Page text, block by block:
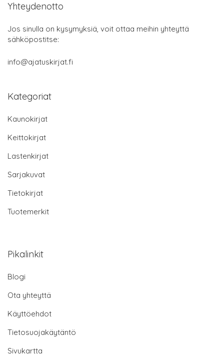
Yhteydenotto
Jos sinulla on kysymyksiä, voit ottaa meihin yhteyttä
sähköpostitse:
info@ajatuskirjat.fi
Kategoriat
Kaunokirjat
Keittokirjat
Lastenkirjat
Sarjakuvat
Tietokirjat
Tuotemerkit
Pikalinkit
Blogi
Ota yhteyttä
Käyttöehdot
Tietosuojakäytäntö
Sivukartta